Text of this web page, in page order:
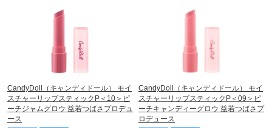
CandyDoll（キャンディドール） モイ
スチャーリップスティックP＜10＞ピ
ーチジャムグロウ 益若つばさプロデュ
ース
CandyDoll（キャンディドール） モイ
スチャーリップスティックP＜09＞ピ
ーチキャンディーグロウ 益若つばさプ
ロデュース